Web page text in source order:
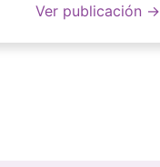
Ver publicación →